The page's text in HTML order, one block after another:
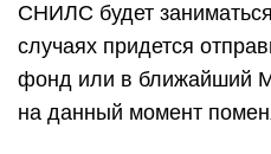
СНИЛС будет
случаях придется
фонд или в ближайший
на данный момент